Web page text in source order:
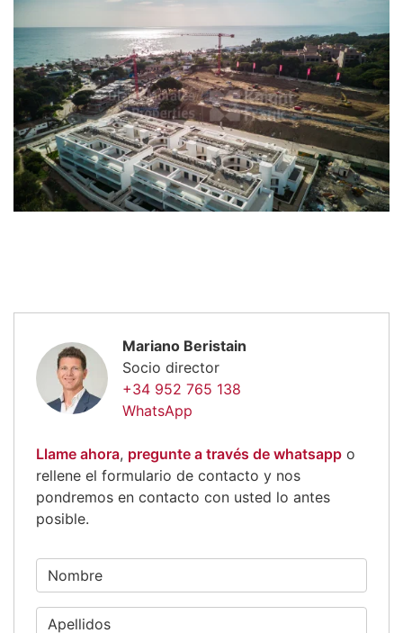
Mariano Beristain
Socio director
+34 952 765 138
WhatsApp
Llame ahora, pregunte a través de whatsapp o
rellene el formulario de contacto y nos
pondremos en contacto con usted lo antes
posible.